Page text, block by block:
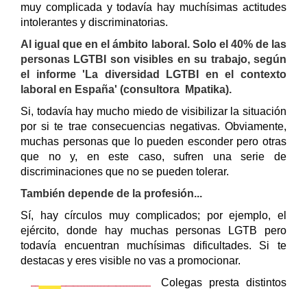
muy complicada y todavía hay muchísimas actitudes
intolerantes y discriminatorias.
Al igual que en el ámbito laboral. Solo el 40% de las
personas LGTBI son visibles en su trabajo, según
el informe 'La diversidad LGTBI en el contexto
laboral en España' (consultora Mpatika).
Si, todavía hay mucho miedo de visibilizar la situación
por si te trae consecuencias negativas. Obviamente,
muchas personas que lo pueden esconder pero otras
que no y, en este caso, sufren una serie de
discriminaciones que no se pueden tolerar.
También depende de la profesión...
Sí, hay círculos muy complicados; por ejemplo, el
ejército, donde hay muchas personas LGTB pero
todavía encuentran muchísimas dificultades. Si te
destacas y eres visible no vas a promocionar.
Colegas presta distintos